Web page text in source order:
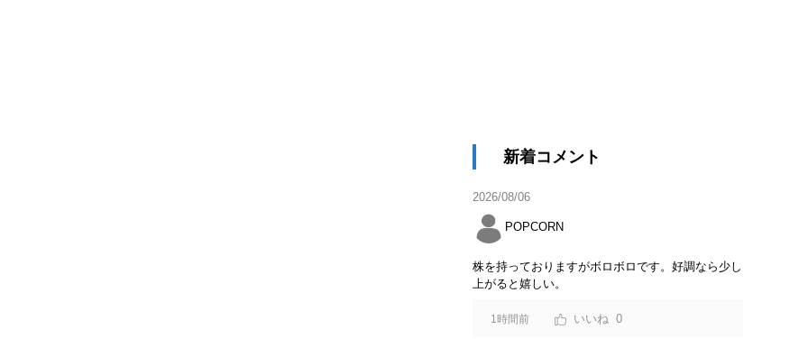
新着コメント
2026/08/06
POPCORN
株を持っておりますがボロボロです。好調なら少し
上がると嬉しい。
1時間前 0